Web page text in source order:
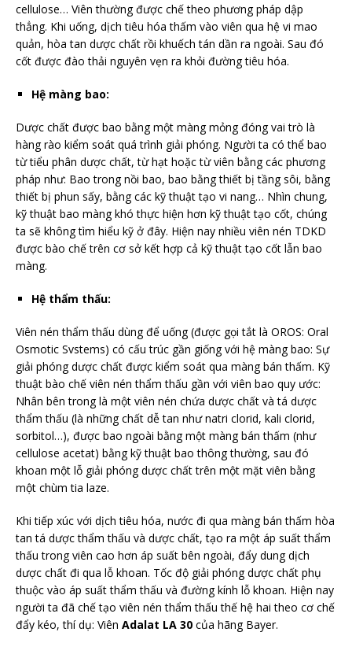
cellulose… Viên thường được chế theo phương pháp dập
thẳng. Khi uống, dịch tiêu hóa thấm vào viên qua hệ vi mao
quản, hòa tan dược chất rồi khuếch tán dần ra ngoài. Sau đó
cốt được đào thải nguyên vẹn ra khỏi đường tiêu hóa.
Hệ màng bao:
Dược chất được bao bằng một màng mỏng đóng vai trò là
hàng rào kiểm soát quá trình giải phóng. Người ta có thể bao
từ tiểu phân dược chất, từ hạt hoặc từ viên bằng các phương
pháp như: Bao trong nồi bao, bao bằng thiết bị tầng sôi, bằng
thiết bị phun sấy, bằng các kỹ thuật tạo vi nang… Nhìn chung,
kỹ thuật bao màng khó thực hiện hơn kỹ thuật tạo cốt, chúng
ta sẽ không tìm hiểu kỹ ở đây. Hiện nay nhiều viên nén TDKD
được bào chế trên cơ sở kết hợp cả kỹ thuật tạo cốt lẫn bao
màng.
Hệ thẩm thấu:
Viên nén thẩm thấu dùng để uống (được gọi tắt là OROS: Oral
Osmotic Svstems) có cấu trúc gần giống với hệ màng bao: Sự
giải phóng dược chất được kiểm soát qua màng bán thấm. Kỹ
thuật bào chế viên nén thẩm thấu gần với viên bao quy ước:
Nhân bên trong là một viên nén chứa dược chất và tá dược
thẩm thấu (là những chất dễ tan như natri clorid, kali clorid,
sorbitol…), được bao ngoài bằng một màng bán thấm (như
cellulose acetat) bằng kỹ thuật bao thông thường, sau đó
khoan một lỗ giải phóng dược chất trên một mặt viên bằng
một chùm tia laze.
Khi tiếp xúc với dịch tiêu hóa, nước đi qua màng bán thấm hòa
tan tá dược thẩm thấu và dược chất, tạo ra một áp suất thẩm
thấu trong viên cao hơn áp suất bên ngoài, đẩy dung dịch
dược chất đi qua lỗ khoan. Tốc độ giải phóng dược chất phụ
thuộc vào áp suất thẩm thấu và đường kính lỗ khoan. Hiện nay
người ta đã chế tạo viên nén thẩm thấu thế hệ hai theo cơ chế
đẩy kéo, thí dụ: Viên Adalat LA 30 của hãng Bayer.